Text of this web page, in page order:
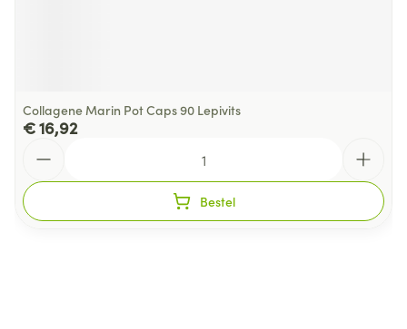
Collagene Marin Pot Caps 90 Lepivits
€ 16,92
Bestel